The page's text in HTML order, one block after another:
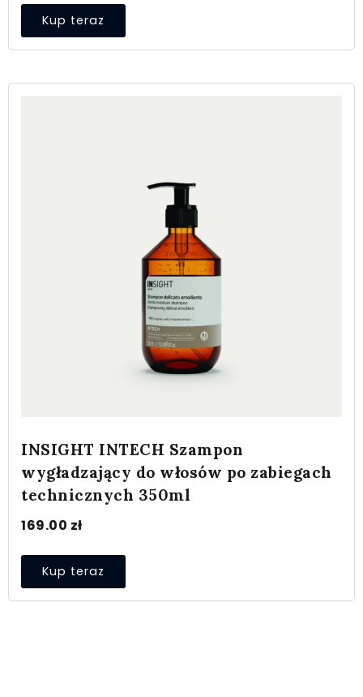
Kup teraz
INSIGHT INTECH Szampon
wygładzający do włosów po zabiegach
technicznych 350ml
169.00 zł
Kup teraz